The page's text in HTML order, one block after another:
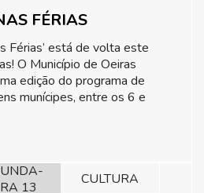
FÉRIAS
Férias’ está de volta este
O Município de Oeiras
edição do programa de
munícipes, entre os 6 e
13
CULTURA